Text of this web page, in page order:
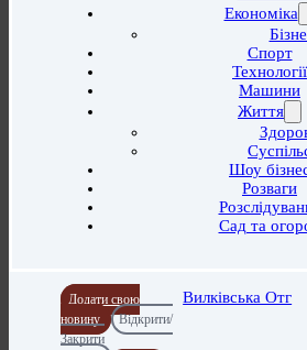
Економіка
Спорт
Технології
Машини
Життя
Шоу
Розваги
Сад та
Додати свою
новину
Відкрити/
Закрити
Вилківська Отг